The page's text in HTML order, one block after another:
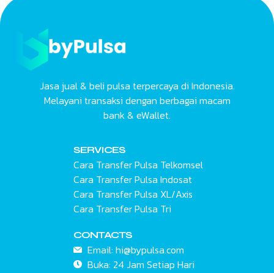
Jasa jual & beli pulsa terpercaya di Indonesia.
Melayani transaksi dengan berbagai macam
bank & eWallet.
SERVICES
Cara Transfer Pulsa Telkomsel
Cara Transfer Pulsa Indosat
Cara Transfer Pulsa XL/Axis
Cara Transfer Pulsa Tri
CONTACTS
Email: hi@bypulsa.com
Buka: 24 Jam Setiap Hari